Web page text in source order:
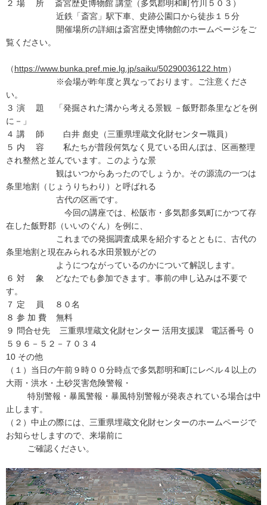
２ 場 所 斎宮歴史博物館 講堂（多気郡明和町竹川５０３）
近鉄「斎宮」駅下車、史跡公園口から徒歩１５分
開催場所の詳細は斎宮歴史博物館のホームページをご
覧ください。
（https://www.bunka.pref.mie.lg.jp/saiku/50290036122.htm）
※会場が昨年度と異なっております。ご注意くださ
い。
３ 演 題 「発掘された溝から考える景観 －飯野郡条里などを例
に－」
４ 講 師 白井 彪史（三重県埋蔵文化財センター職員）
５ 内 容 私たちが普段何気なく見ている田んぼは、区画整理
され整然と並んでいます。このような景
観はいつからあったのでしょうか。その源流の一つは
条里地割（じょうりちわり）と呼ばれる
古代の区画です。
今回の講座では、松阪市・多気郡多気町にかつて存
在した飯野郡（いいのぐん）を例に、
これまでの発掘調査成果を紹介するとともに、古代の
条里地割と現在みられる水田景観がどの
ようにつながっているのかについて解説します。
６ 対 象 どなたでも参加できます。事前の申し込みは不要で
す。
７ 定 員 ８０名
８ 参 加 費 無料
９ 問合せ先 三重県埋蔵文化財センター 活用支援課 電話番号 ０
５９６－５２－７０３４
10 その他
（１）当日の午前９時００分時点で多気郡明和町にレベル４以上の
大雨・洪水・土砂災害危険警報・
特別警報・暴風警報・暴風特別警報が発表されている場合は中
止します。
（２）中止の際には、三重県埋蔵文化財センターのホームページで
お知らせしますので、来場前に
ご確認ください。